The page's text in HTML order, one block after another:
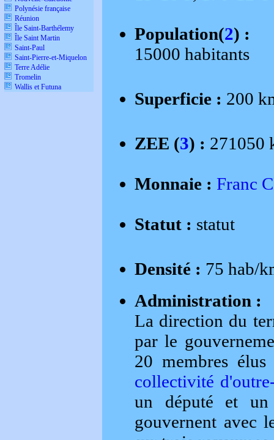
Polynésie française
Réunion
Île Saint-Barthélemy
Île Saint Martin
Saint-Paul
Saint-Pierre-et-Miquelon
Terre Adélie
Tromelin
Wallis et Futuna
Population(2) :
15000 habitants
Superficie : 200
ZEE (3) : 271050
Monnaie : Franc
Statut : statut
Densité : 75 hab/
Administration :
La direction du
par le
20 membres
collectivité
un député et un
gouvernent avec